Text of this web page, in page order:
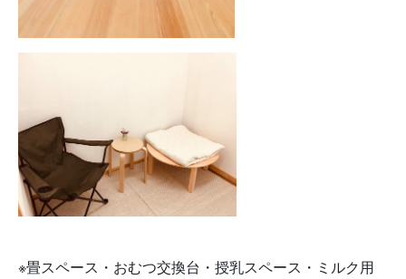
※畳スペース・おむつ交換台・授乳スペース・ミルク用